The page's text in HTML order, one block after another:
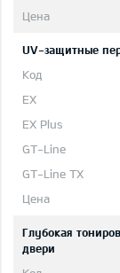
UV-защитные
Глубокая
двери